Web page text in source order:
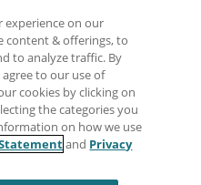
experience on our
content & offerings, to
to analyze traffic. By
agree to our use of
cookies by clicking on
the categories you
on how we use
and Privacy